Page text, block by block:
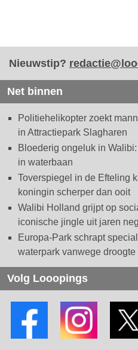
Nieuwstip?
Net binnen
Politiehelikopter zoekt
in Attractiepark Slagharen
Bloederig ongeluk in
in waterbaan
Toverspiegel in de Efteling
koningin scherper dan ooit
Walibi Holland grijpt op
iconische jingle uit jaren
Europa-Park schrapt
waterpark vanwege droogte
Volg Looopings